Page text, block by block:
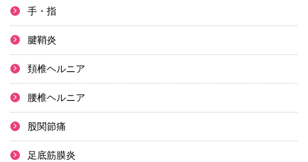
手・指
腱鞘炎
頚椎ヘルニア
腰椎ヘルニア
股関節痛
足底筋膜炎